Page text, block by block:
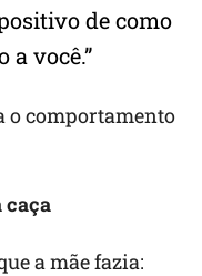
de como
a você.”
o comportamento
caça
a mãe fazia: